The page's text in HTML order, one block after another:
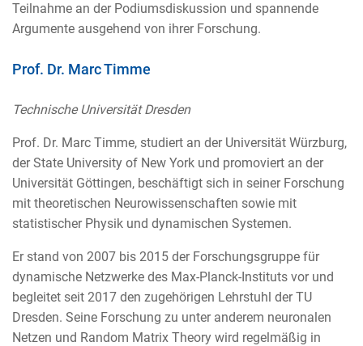
Teilnahme an der Podiumsdiskussion und spannende
Argumente ausgehend von ihrer Forschung.
Prof. Dr. Marc Timme
Technische Universität Dresden
Prof. Dr. Marc Timme, studiert an der Universität Würzburg,
der State University of New York und promoviert an der
Universität Göttingen, beschäftigt sich in seiner Forschung
mit theoretischen Neurowissenschaften sowie mit
statistischer Physik und dynamischen Systemen.
Er stand von 2007 bis 2015 der Forschungsgruppe für
dynamische Netzwerke des Max-Planck-Instituts vor und
begleitet seit 2017 den zugehörigen Lehrstuhl der TU
Dresden. Seine Forschung zu unter anderem neuronalen
Netzen und Random Matrix Theory wird regelmäßig in